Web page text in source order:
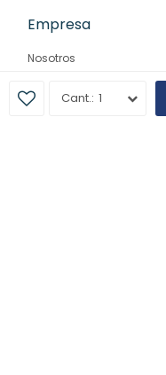
1
Empresa
Nosotros